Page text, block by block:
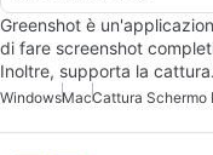
Greenshot è
di fare screenshot
Inoltre, supporta la
WindowsMacCattura Schermo